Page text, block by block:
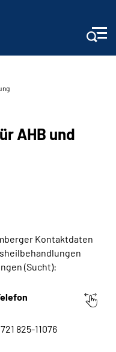
AHB und
Kontaktdaten
(Sucht):
825-11076